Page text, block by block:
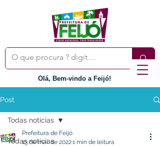
Olá, Bem-vindo a Feijó!
Post
Todas notícias
Todas notícias
Prefeitura de Feijó
13 de mai. de 20221 min de leitura